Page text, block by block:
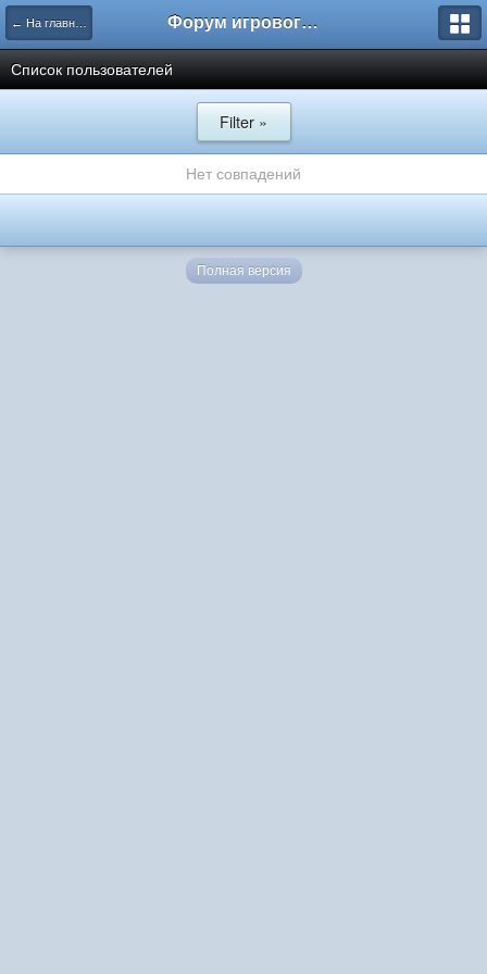
← На главную Форум игрового проекта Riverrise
Список пользователей
Filter »
Нет совпадений
Полная версия